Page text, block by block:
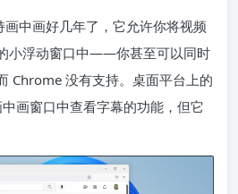
中画好几年了，它允许你将视频
小浮动窗口中——你甚至可以同时
Chrome 没有支持。桌面平台上的
画窗口中查看字幕的功能，但它